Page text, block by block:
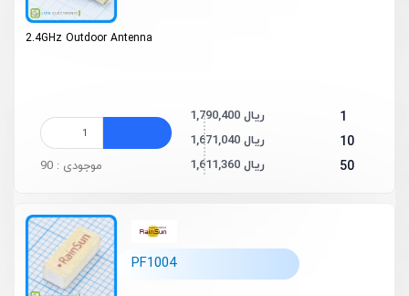
2.4GHz Outdoor Antenna
1 1,790,400 ریال
10 1,671,040 ریال
50 1,611,360 ریال موجودی : 90
PF1004